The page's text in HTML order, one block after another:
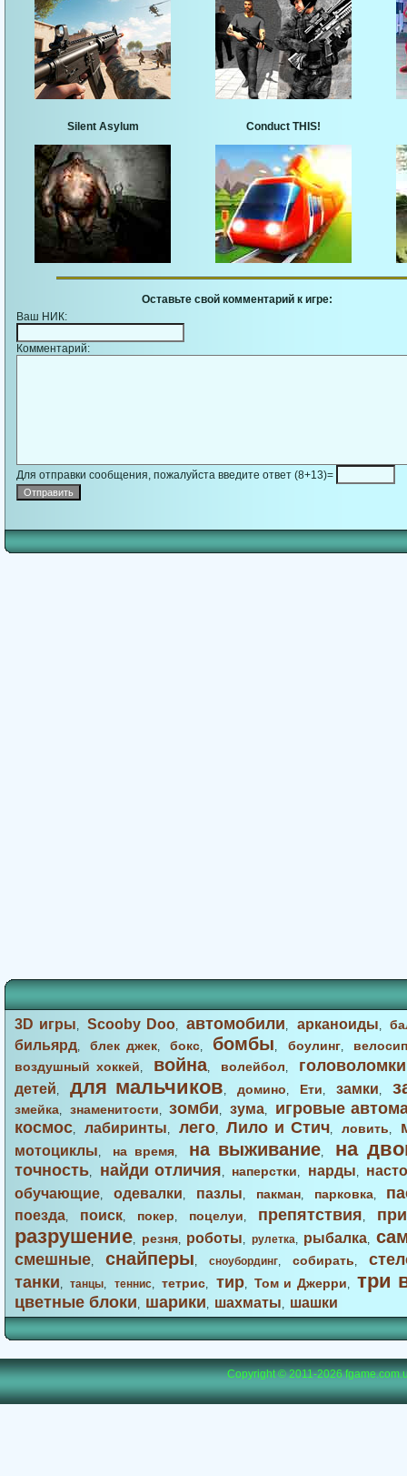
Silent Asylum Conduct THIS!
Оставьте свой комментарий к игре:
Ваш НИК:
Комментарий:
Для отправки сообщения, пожалуйста введите ответ (8+13)=
3D игры,Scooby Doo,автомобили, арканоиды,
бильярд,блек джек,бокс, бомбы, боулинг,
воздушный хоккей, война, волейбол, головоломки
детей, для мальчиков, домино, Ети, замки,
змейка, знаменитости,зомби, зума,
игровые
космос, лабиринты, лего,Лило и Стич,ловить,
мотоциклы, на время, на выживание, на
точность, найди отличия, наперстки, нарды,
обучающие, одевалки, пазлы, пакман, парковка,
поезда, поиск, покер, поцелуи, препятствия,
разрушение, резня, роботы, рулетка, рыбалка,
смешные, снайперы, сноубординг, собирать,
танки,танцы, теннис,тетрис, тир,Том и Джерри, три
цветные блоки, шарики, шахматы, шашки
Copyright © 2011-2026